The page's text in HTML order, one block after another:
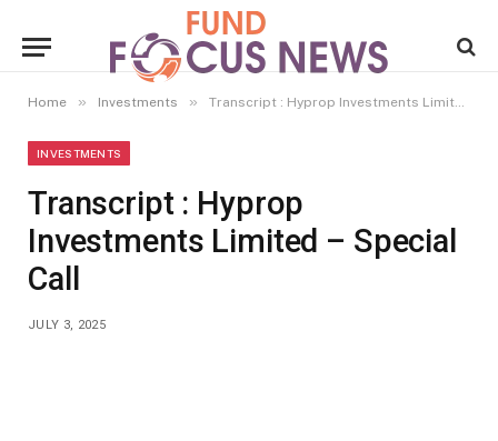
Home » Investments » Transcript : Hyprop Investments Limited – Special Call
INVESTMENTS
Transcript : Hyprop
Investments Limited – Special
Call
JULY 3, 2025